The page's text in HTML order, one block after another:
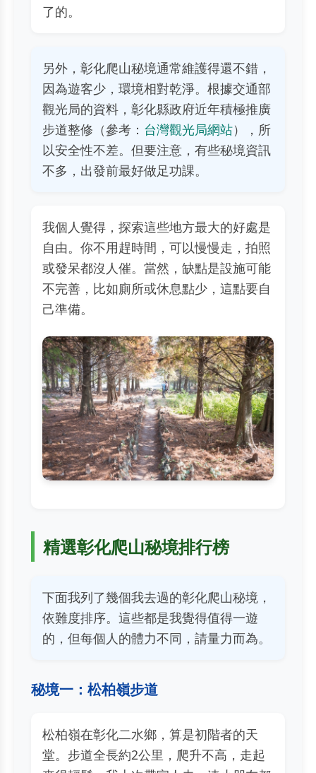
了的。
另外，彰化爬山秘境通常維護得還不錯，
因為遊客少，環境相對乾淨。根據交通部
觀光局的資料，彰化縣政府近年積極推廣
步道整修（參考： 台灣觀光局網站），所
以安全性不差。但要注意，有些秘境資訊
不多，出發前最好做足功課。
我個人覺得，探索這些地方最大的好處是
自由。你不用趕時間，可以慢慢走，拍照
或發呆都沒人催。當然，缺點是設施可能
不完善，比如廁所或休息點少，這點要自
己準備。
精選彰化爬山秘境排行榜
下面我列了幾個我去過的彰化爬山秘境，
依難度排序。這些都是我覺得值得一遊
的，但每個人的體力不同，請量力而為。
秘境一：松柏嶺步道
松柏嶺在彰化二水鄉，算是初階者的天
堂。步道全長約2公里，爬升不高，走起